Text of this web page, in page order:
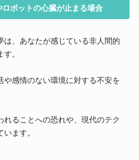
ボットの心臓が止まる場合
、あなたが感じている非人間的
。
や感情のない環境に対する不安を
れることへの恐れや、現代のテク
ます。